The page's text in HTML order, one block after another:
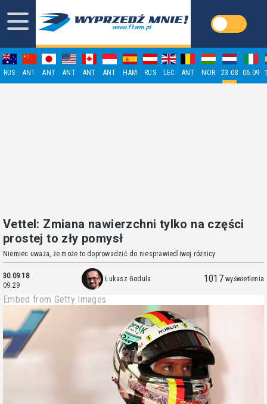
RUS ANT ANT ANT ANT ANT HAM RUS LEC ANT NOR 23.08 06.09
Vettel: Zmiana nawierzchni tylko na części
prostej to zły pomysł
Niemiec uważa, że może to doprowadzić do niesprawiedliwej różnicy
30.09.18
09:29
Łukasz Godula 1017 wyświetlenia
Embed from Getty Images